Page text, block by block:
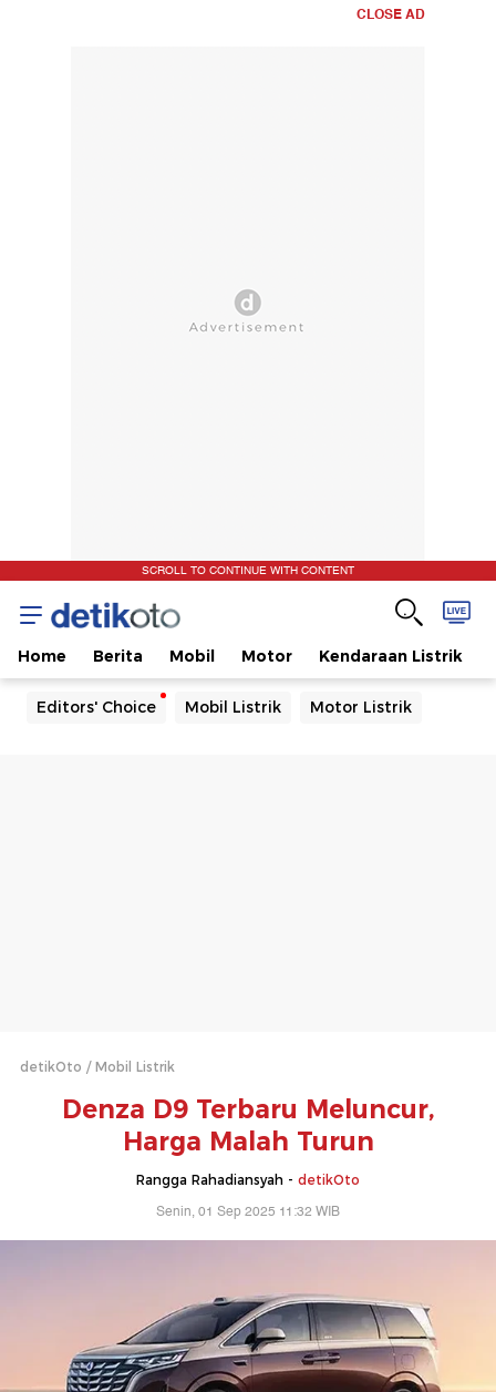
CLOSE AD
SCROLL TO CONTINUE WITH CONTENT
Home Berita Mobil Motor Kendaraan Listrik
Editors' Choice Mobil Listrik Motor Listrik
detikOto Mobil Listrik
Denza D9 Terbaru Meluncur,
Harga Malah Turun
Rangga Rahadiansyah - detikOto
Senin, 01 Sep 2025 11:32 WIB